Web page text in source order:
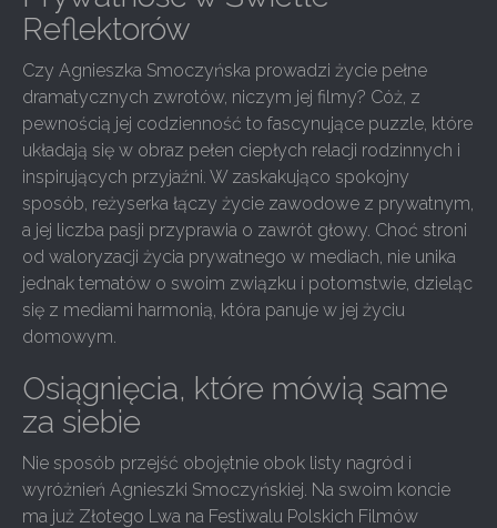
Reflektorów
Czy Agnieszka Smoczyńska prowadzi życie pełne
dramatycznych zwrotów, niczym jej filmy? Cóż, z
pewnością jej codzienność to fascynujące puzzle, które
układają się w obraz pełen ciepłych relacji rodzinnych i
inspirujących przyjaźni. W zaskakująco spokojny
sposób, reżyserka łączy życie zawodowe z prywatnym,
a jej liczba pasji przyprawia o zawrót głowy. Choć stroni
od waloryzacji życia prywatnego w mediach, nie unika
jednak tematów o swoim związku i potomstwie, dzieląc
się z mediami harmonią, która panuje w jej życiu
domowym.
Osiągnięcia, które mówią same
za siebie
Nie sposób przejść obojętnie obok listy nagród i
wyróżnień Agnieszki Smoczyńskiej. Na swoim koncie
ma już Złotego Lwa na Festiwalu Polskich Filmów